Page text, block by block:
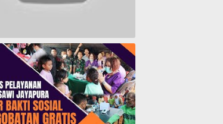
Lagu Rohani Tanpa Iklan - Lagu Pujian dan Penyembahan Paskah 2022